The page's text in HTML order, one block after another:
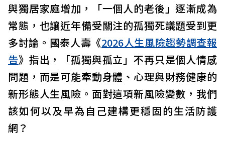
與獨居家庭增加，「一個人的老後」逐漸成為
常態，也讓近年備受關注的孤獨死議題受到更
多討論。國泰人壽《2026人生風險趨勢調查報
告》指出，「孤獨與孤立」不再只是個人情感
問題，而是可能牽動身體、心理與財務健康的
新形態人生風險。面對這項新風險變數，我們
該如何以及早為自己建構更穩固的生活防護
網？